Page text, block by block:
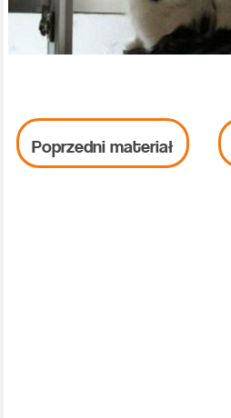
Poprzedni materiał